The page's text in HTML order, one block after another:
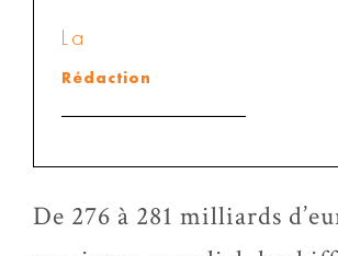
La
Rédaction
De 276 à 281 milliards